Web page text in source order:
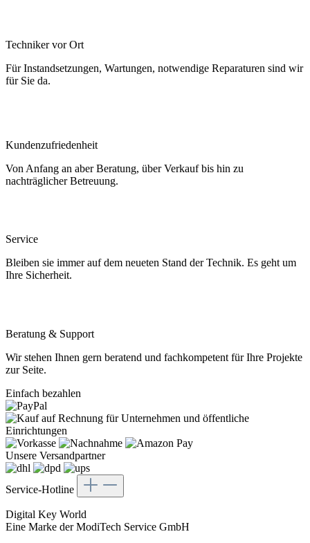
Techniker vor Ort
Für Instandsetzungen, Wartungen, notwendige Reparaturen sind wir
für Sie da.
Kundenzufriedenheit
Von Anfang an aber Beratung, über Verkauf bis hin zu
nachträglicher Betreuung.
Service
Bleiben sie immer auf dem neueten Stand der Technik. Es geht um
Ihre Sicherheit.
Beratung & Support
Wir stehen Ihnen gern beratend und fachkompetent für Ihre Projekte
zur Seite.
Einfach bezahlen
Unsere Versandpartner
Service-Hotline
Digital Key World
Eine Marke der ModiTech Service GmbH